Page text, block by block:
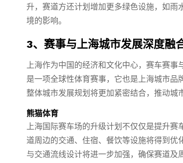
升，赛道方还计划增加更多绿色设施，如
境的影响。
3、赛事与上海城市发展深度融
上海作为中国的经济和文化中心，赛车赛
是一项全球性体育赛事，它也是上海城市
整体城市发展规划将更加紧密结合，推动城
熊猫体育
上海国际赛车场的升级计划不仅仅是提升
道周边的交通、住宿、餐饮等设施将得到
与交通流线设计将进一步加强，确保赛道及